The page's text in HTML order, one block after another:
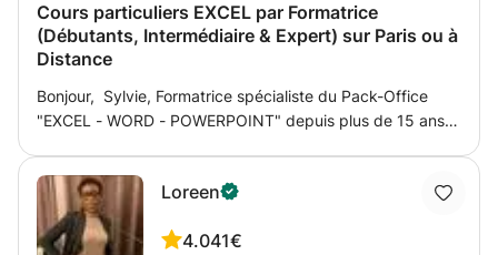
Cours particuliers EXCEL par Formatrice
(Débutants, Intermédiaire & Expert) sur Paris ou à
Distance
Bonjour, Sylvie, Formatrice spécialiste du Pack-Office
"EXCEL - WORD - POWERPOINT" depuis plus de 15 ans
"individuel" pour les Particuliers et les Professionnels qui
souhaitent s'initier ou développer de nouvelles
compétences sur les logiciels EXCEL (WORD et
Loreen
4.041€